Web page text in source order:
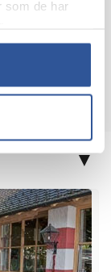
som de har
Boka